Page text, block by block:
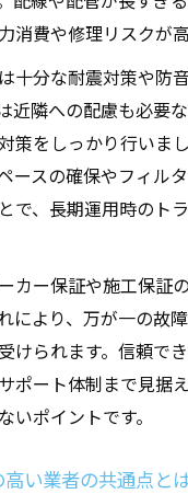
消費や修理リスクが高
十分な耐震対策や防
近隣への配慮も必要
策をしっかり行いま
ースの確保やフィル
で、長期運用時のト
カー保証や施工保証
により、万が一の故
けられます。信頼で
ポート体制まで見据
いポイントです。
い業者の共通点と